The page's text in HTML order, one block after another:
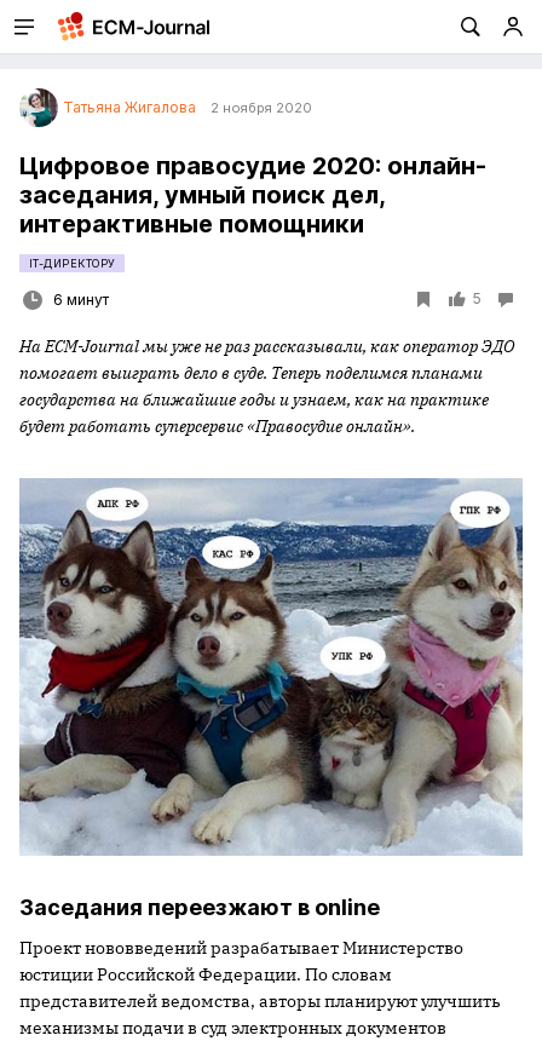
Татьяна Жигалова 2 ноября 2020
Цифровое правосудие 2020: онлайн-
заседания, умный поиск дел,
интерактивные помощники
IT-ДИРЕКТОРУ
6 минут 5
НаECM-Journal мы уже не раз рассказывали, как оператор ЭДО
помогает выиграть дело в суде. Теперь поделимся планами
государства на ближайшие годы и узнаем, как на практике
будет работать суперсервис «Правосудие онлайн».
Заседания переезжают в online
Проект нововведений разрабатывает Министерство
юстиции Российской Федерации. По словам
представителей ведомства, авторы планируют улучшить
механизмы подачи в суд электронных документов